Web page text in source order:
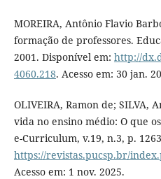
MOREIRA, Antônio Flavio
formação de professores.
2001. Disponível em: http://
4060.218. Acesso em: 30 jan.
OLIVEIRA, Ramon de; SILVA,
vida no ensino médio: O que
e-Curriculum, v.19, n.3, p.
https://revistas.pucsp.br/
Acesso em: 1 nov. 2025.